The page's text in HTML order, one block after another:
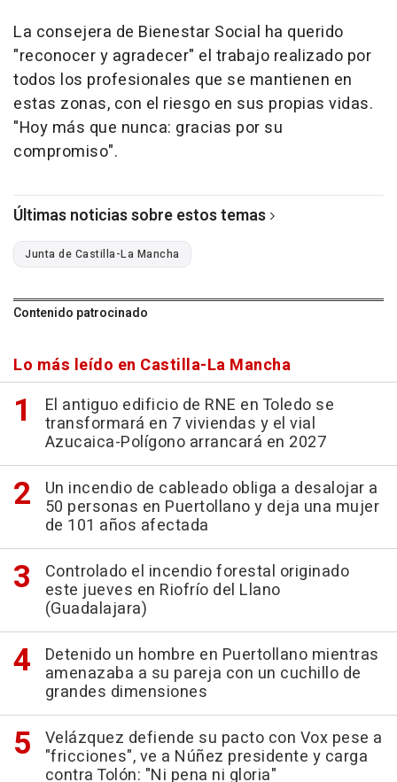
La consejera de Bienestar Social ha querido
"reconocer y agradecer" el trabajo realizado por
todos los profesionales que se mantienen en
estas zonas, con el riesgo en sus propias vidas.
"Hoy más que nunca: gracias por su
compromiso".
Últimas noticias sobre estos temas
Junta de Castilla-La Mancha
Contenido patrocinado
Lo más leído en Castilla-La Mancha
El antiguo edificio de RNE en Toledo se
transformará en 7 viviendas y el vial
Azucaica-Polígono arrancará en 2027
Un incendio de cableado obliga a desalojar a
50 personas en Puertollano y deja una mujer
de 101 años afectada
Controlado el incendio forestal originado
este jueves en Riofrío del Llano
(Guadalajara)
Detenido un hombre en Puertollano mientras
amenazaba a su pareja con un cuchillo de
grandes dimensiones
Velázquez defiende su pacto con Vox pese a
"fricciones", ve a Núñez presidente y carga
contra Tolón: "Ni pena ni gloria"